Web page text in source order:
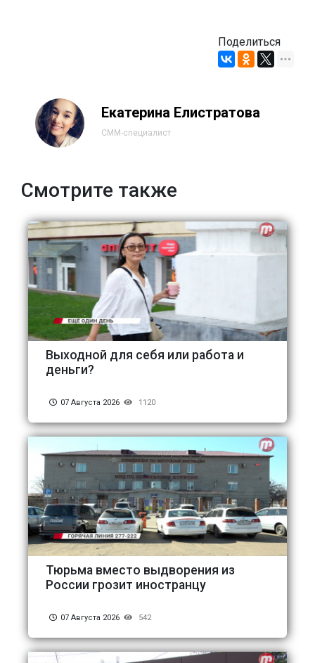
Поделиться
Екатерина Елистратова
СММ-специалист
Смотрите также
Выходной для себя или работа и
деньги?
07 Августа 2026 1120
Тюрьма вместо выдворения из
России грозит иностранцу
07 Августа 2026 542